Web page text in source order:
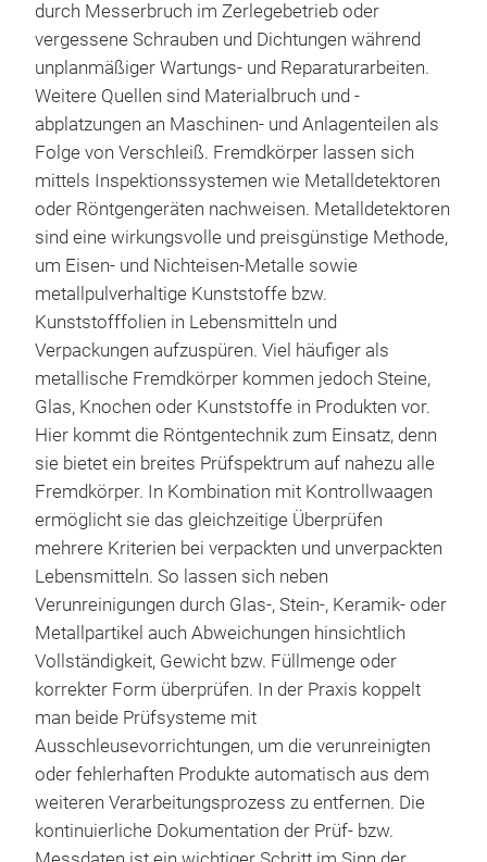
durch Messerbruch im Zerlegebetrieb oder
vergessene Schrauben und Dichtungen während
unplanmäßiger Wartungs- und Reparaturarbeiten.
Weitere Quellen sind Materialbruch und -
abplatzungen an Maschinen- und Anlagenteilen als
Folge von Verschleiß. Fremdkörper lassen sich
mittels Inspektionssystemen wie Metalldetektoren
oder Röntgengeräten nachweisen. Metalldetektoren
sind eine wirkungsvolle und preisgünstige Methode,
um Eisen- und Nichteisen-Metalle sowie
metallpulverhaltige Kunststoffe bzw.
Kunststofffolien in Lebensmitteln und
Verpackungen aufzuspüren. Viel häufiger als
metallische Fremdkörper kommen jedoch Steine,
Glas, Knochen oder Kunststoffe in Produkten vor.
Hier kommt die Röntgentechnik zum Einsatz, denn
sie bietet ein breites Prüfspektrum auf nahezu alle
Fremdkörper. In Kombination mit Kontrollwaagen
ermöglicht sie das gleichzeitige Überprüfen
mehrere Kriterien bei verpackten und unverpackten
Lebensmitteln. So lassen sich neben
Verunreinigungen durch Glas-, Stein-, Keramik- oder
Metallpartikel auch Abweichungen hinsichtlich
Vollständigkeit, Gewicht bzw. Füllmenge oder
korrekter Form überprüfen. In der Praxis koppelt
man beide Prüfsysteme mit
Ausschleusevorrichtungen, um die verunreinigten
oder fehlerhaften Produkte automatisch aus dem
weiteren Verarbeitungsprozess zu entfernen. Die
kontinuierliche Dokumentation der Prüf- bzw.